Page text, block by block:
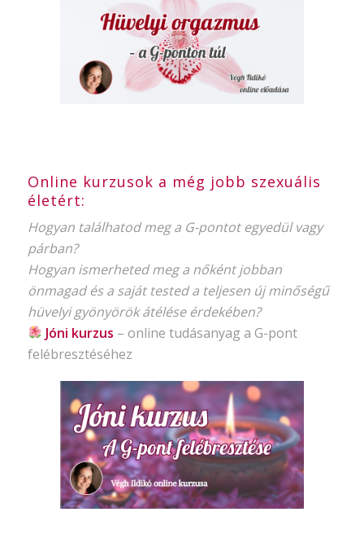
Online kurzusok a még jobb szexuális
életért:
Hogyan találhatod meg a G-pontot egyedül vagy
párban?
Hogyan ismerheted meg a nőként jobban
önmagad és a saját tested a teljesen új minőségű
hüvelyi gyönyörök átélése érdekében?
Jóni kurzus – online tudásanyag a G-pont
felébresztéséhez